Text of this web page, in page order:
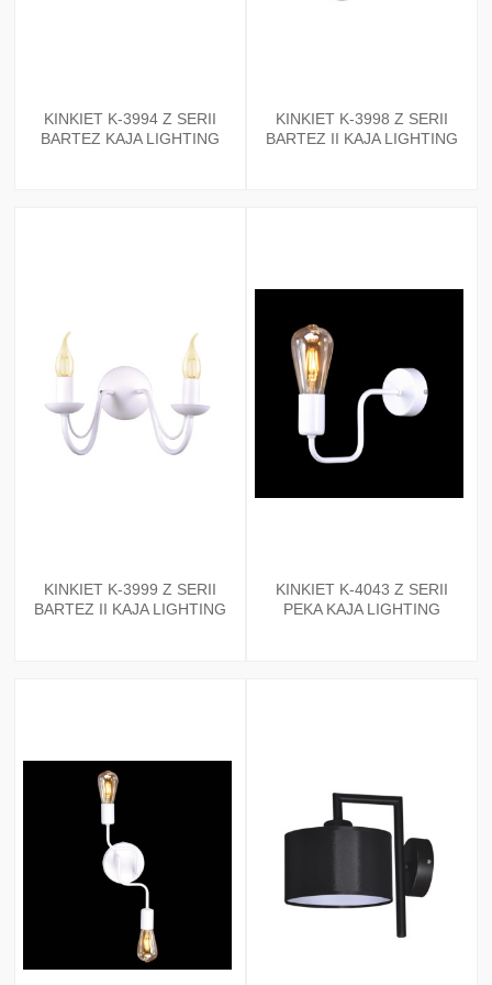
KINKIET K-3994 Z SERII
BARTEZ KAJA LIGHTING
KINKIET K-3998 Z SERII
BARTEZ II KAJA LIGHTING
KINKIET K-3999 Z SERII
BARTEZ II KAJA LIGHTING
KINKIET K-4043 Z SERII
PEKA KAJA LIGHTING